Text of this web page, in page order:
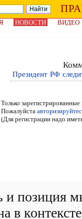
НОВОСТИ
ВИДЕО
Президент РФ
Только
Пожалуйста
(Для регистрации надо
позиция
в